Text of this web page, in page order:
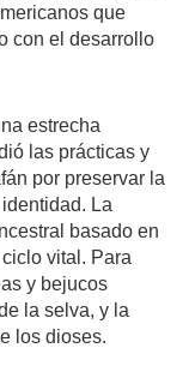
que
con el desarrollo
estrecha
las prácticas y
por preservar la
La
basado en
vital. Para
y bejucos
la selva, y la
los dioses.